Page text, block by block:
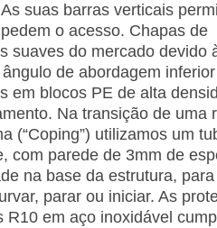
suas barras verticais
o acesso. Chapas de
suaves do mercado devido
de abordagem
em blocos PE de alta
Na transição de uma
(“Coping”) utilizamos um
com parede de 3mm de
na base da estrutura,
parar ou iniciar. As
R10 em aço inoxidável